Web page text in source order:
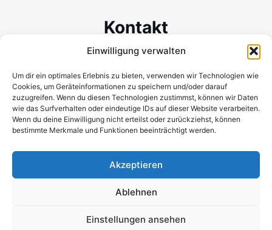
Einwilligung verwalten
Um dir ein optimales Erlebnis zu bieten, verwenden wir Technologien wie
Cookies, um Geräteinformationen zu speichern und/oder darauf
zuzugreifen. Wenn du diesen Technologien zustimmst, können wir Daten
wie das Surfverhalten oder eindeutige IDs auf dieser Website verarbeiten.
Wenn du deine Einwilligung nicht erteilst oder zurückziehst, können
bestimmte Merkmale und Funktionen beeinträchtigt werden.
Akzeptieren
Ablehnen
Einstellungen ansehen
Kontakt
Wilhem-Binder-Str. 19
78048 Villingen-Schwenningen
Mobil:+ 49 (0) 173 166 25 96
kontakt@katrinpivernetz.com